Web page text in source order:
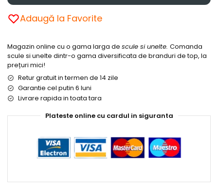
Adaugă la Favorite
Magazin online cu o gama larga de scule si unelte. Comanda
scule si unelte dintr-o gama diversificata de branduri de top, la
prețuri mici!
Retur gratuit in termen de 14 zile
Garantie cel putin 6 luni
Livrare rapida in toata tara
Plateste online cu cardul in siguranta